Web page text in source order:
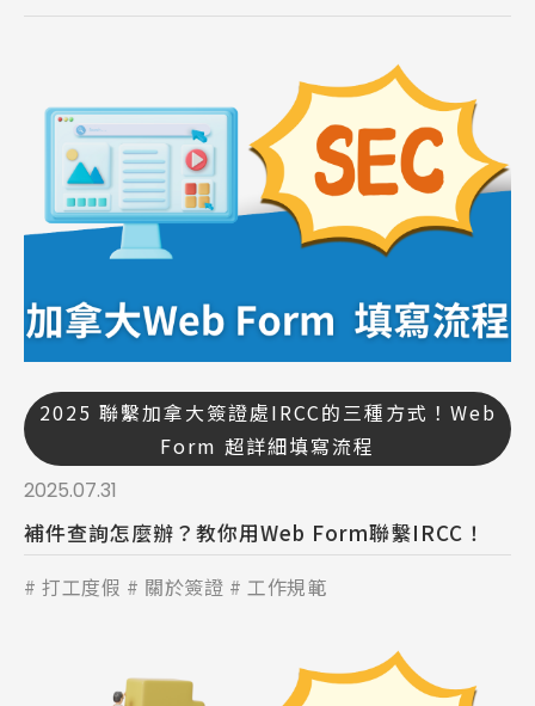
2025 聯繫加拿大簽證處IRCC的三種方式！Web
Form 超詳細填寫流程
2025.07.31
補件查詢怎麼辦？教你用Web Form聯繫IRCC！
打工度假 關於簽證 工作規範